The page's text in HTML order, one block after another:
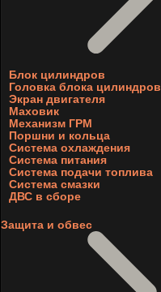
Блок цилиндров
Головка блока цилиндров
Экран двигателя
Маховик
Механизм ГРМ
Поршни и кольца
Система охлаждения
Система питания
Система подачи топлива
Система смазки
ДВС в сборе
Защита и обвес